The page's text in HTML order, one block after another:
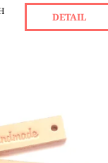
DETAIL
z kůže jsou
mm. Materiál: hovězí
neopracovaná.
Výrobce upozorňuje,